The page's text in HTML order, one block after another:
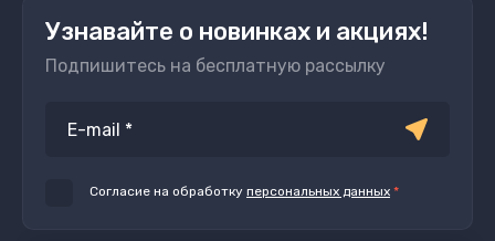
Узнавайте о новинках и акциях!
Подпишитесь на бесплатную рассылку
Согласие на обработку персональных данных *